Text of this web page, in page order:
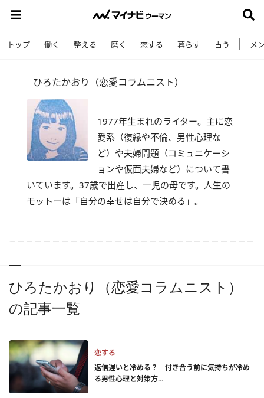
トップ 働く 整える 磨く 恋する 暮らす 占う メ
ひろたかおり（恋愛コラムニスト）
1977年生まれのライター。主に恋
愛系（復縁や不倫、男性心理な
ど）や夫婦問題（コミュニケーシ
ョンや仮面夫婦など）について書
いています。 37歳で出産し、一児の母です。人生の
モットーは「自分の幸せは自分で決める」。
ひろたかおり（恋愛コラムニスト）
の記事一覧
恋する
返信遅いと冷める？ 付き合う前に気持ちが冷め
る男性心理と対策方...